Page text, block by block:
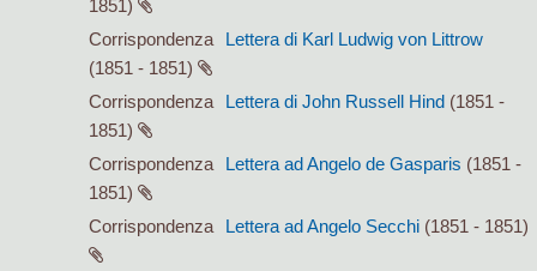
1851)
Corrispondenza
Lettera di Karl Ludwig von Littrow
(1851 - 1851)
Corrispondenza
Lettera di John Russell Hind (1851 -
1851)
Corrispondenza
Lettera ad Angelo de Gasparis (1851 -
1851)
Corrispondenza
Lettera ad Angelo Secchi (1851 - 1851)